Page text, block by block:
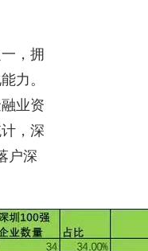
，拥
力。
业资
，深
户深